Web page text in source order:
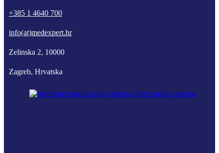
+385 1 4640 700
info(at)medexpert.hr
Zelinska 2, 10000
Zagreb, Hrvatska